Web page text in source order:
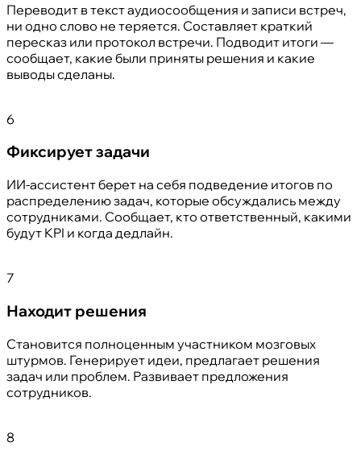
Переводит в текст аудиосообщения и записи встреч,
ни одно слово не теряется. Составляет краткий
пересказ или протокол встречи. Подводит итоги —
сообщает, какие были приняты решения и какие
выводы сделаны.
6
Фиксирует задачи
ИИ-ассистент берет на себя подведение итогов по
распределению задач, которые обсуждались между
сотрудниками. Сообщает, кто ответственный, какими
будут KPI и когда дедлайн.
7
Находит решения
Становится полноценным участником мозговых
штурмов. Генерирует идеи, предлагает решения
задач или проблем. Развивает предложения
сотрудников.
8